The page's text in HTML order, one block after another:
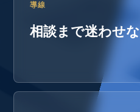
導線
相談まで迷わせ